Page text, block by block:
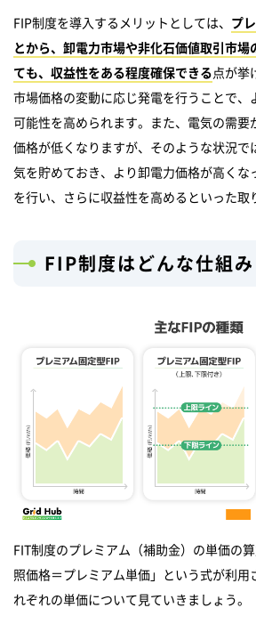
FIP制度を導入するメリットとしては、 プ
とから、卸電力市場や非化石価値取引市場
ても、収益性をある程度確保できる点が挙
市場価格の変動に応じ発電を行うことで、
可能性を高められます。また、電気の需要
価格が低くなりますが、そのような状況で
気を貯めておき、より卸電力価格が高くな
を行い、さらに収益性を高めるといった取
FIP制度はどんな仕組み
FIT制度のプレミアム（補助金）の単価の
照価格＝プレミアム単価」という式が利用
れぞれの単価について見ていきましょう。